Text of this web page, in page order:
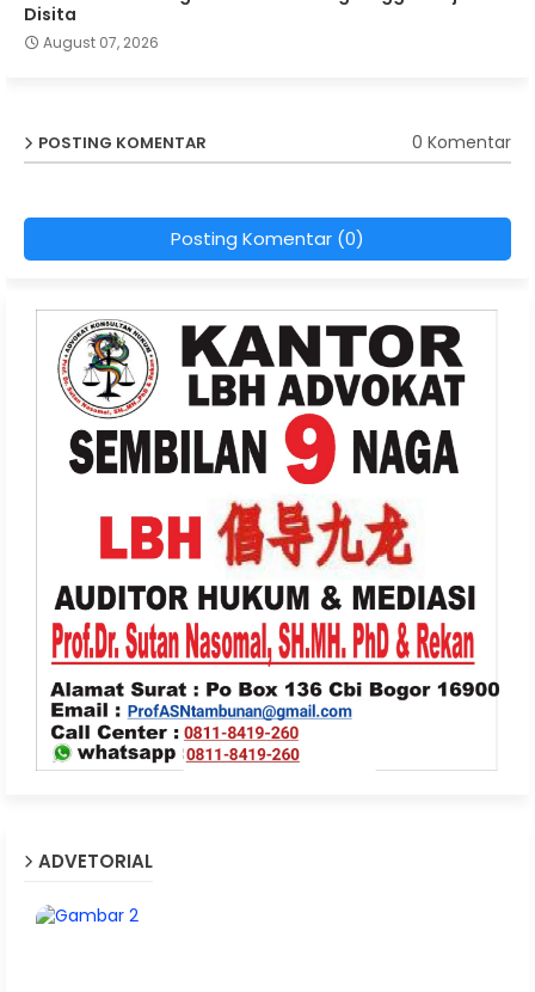
Disita
August 07, 2026
POSTING KOMENTAR 0 Komentar
Posting Komentar (0)
ADVETORIAL